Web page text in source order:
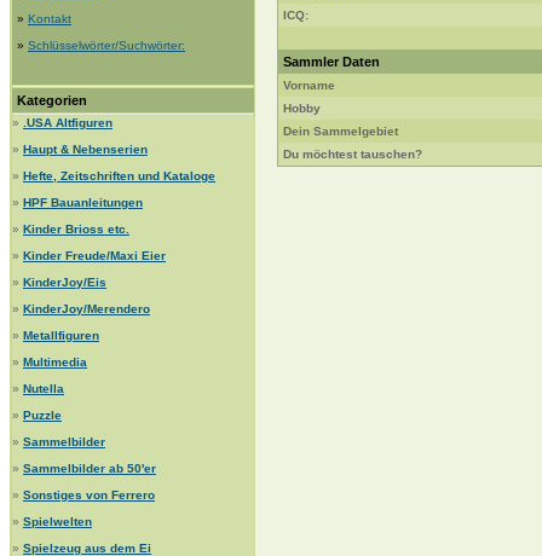
» Kontakt
» Schlüsselwörter/Suchwörter:
Kategorien
»
.USA Altfiguren
» Haupt & Nebenserien
» Hefte, Zeitschriften und Kataloge
» HPF Bauanleitungen
» Kinder Brioss etc.
» Kinder Freude/Maxi Eier
» KinderJoy/Eis
» KinderJoy/Merendero
» Metallfiguren
» Multimedia
» Nutella
» Puzzle
» Sammelbilder
» Sammelbilder ab 50'er
» Sonstiges von Ferrero
» Spielwelten
» Spielzeug aus dem Ei
ICQ:
Sammler Daten
Vorname
Hobby
Dein Sammelgebiet
Du möchtest tauschen?